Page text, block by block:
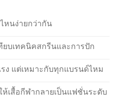
หนง่ายกว่ากัน
ยบเทคนิคสกรีนและการปัก
ง แต่เหมาะกับทุกแบรนด์ไหม
เสื้อกีฬากลายเป็นแฟชั่นระดับ